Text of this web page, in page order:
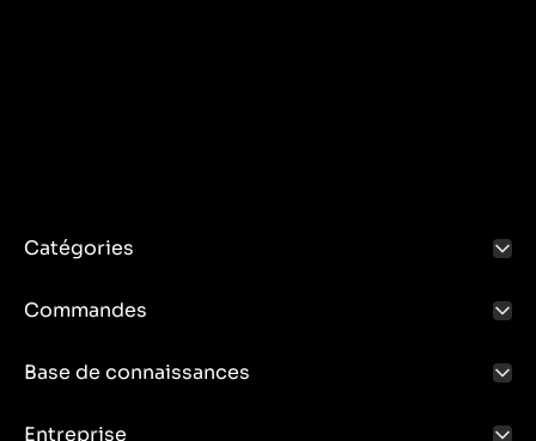
Catégories
Commandes
Base de connaissances
Entreprise